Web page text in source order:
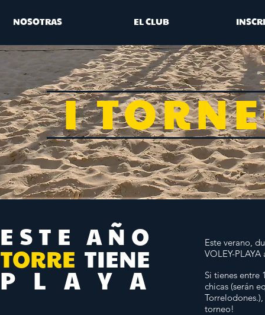
NOSOTRAS EL CLUB
I
ESTE AÑO
TORRE TIENE
P L A Y A
Este verano,
VOLEY-
Si tienes entre
chicas (serán
torneo!